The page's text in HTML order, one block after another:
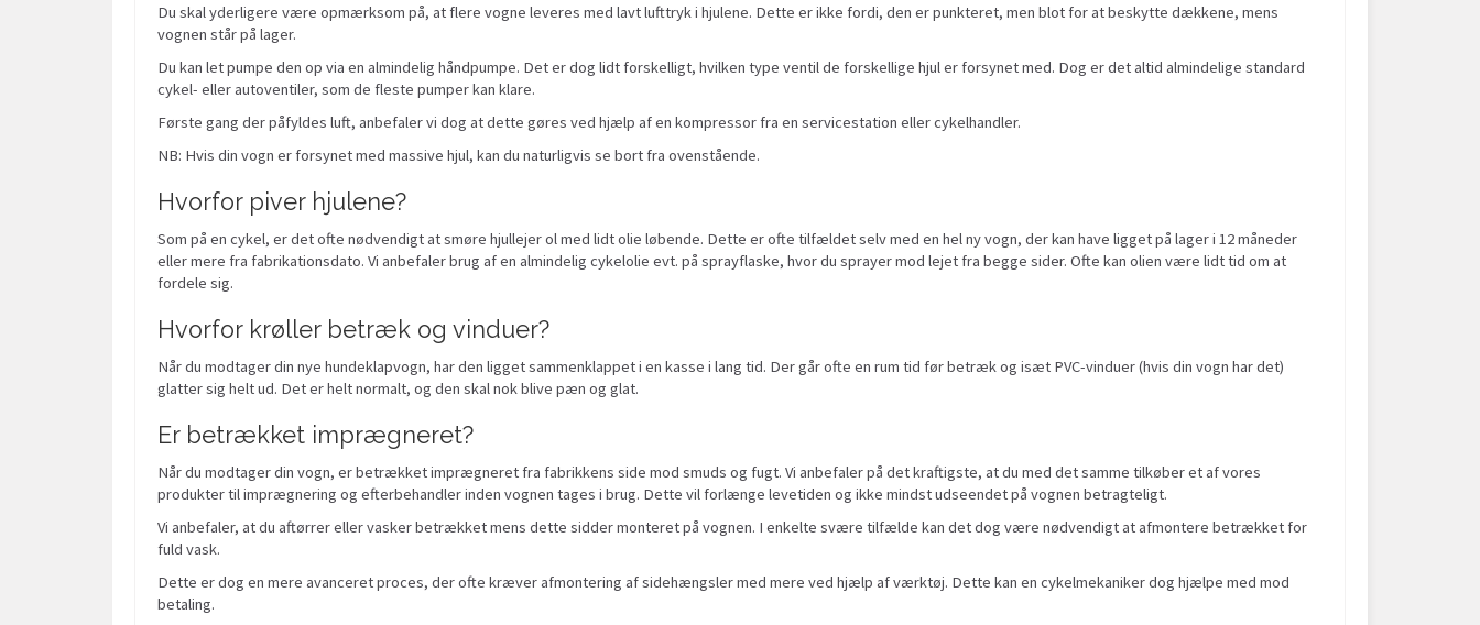
Du skal yderligere være opmærksom på, at flere vogne leveres med lavt lufttryk i hjulene. Dette er ikke fordi, den er punkteret, men blot for at beskytte dækkene, mens
vognen står på lager.
Du kan let pumpe den op via en almindelig håndpumpe. Det er dog lidt forskelligt, hvilken type ventil de forskellige hjul er forsynet med. Dog er det altid almindelige standard
cykel- eller autoventiler, som de fleste pumper kan klare.
Første gang der påfyldes luft, anbefaler vi dog at dette gøres ved hjælp af en kompressor fra en servicestation eller cykelhandler.
NB: Hvis din vogn er forsynet med massive hjul, kan du naturligvis se bort fra ovenstående.
Hvorfor piver hjulene?
Som på en cykel, er det ofte nødvendigt at smøre hjullejer ol med lidt olie løbende. Dette er ofte tilfældet selv med en hel ny vogn, der kan have ligget på lager i 12 måneder
eller mere fra fabrikationsdato. Vi anbefaler brug af en almindelig cykelolie evt. på sprayflaske, hvor du sprayer mod lejet fra begge sider. Ofte kan olien være lidt tid om at
fordele sig.
Hvorfor krøller betræk og vinduer?
Når du modtager din nye hundeklapvogn, har den ligget sammenklappet i en kasse i lang tid. Der går ofte en rum tid før betræk og isæt PVC-vinduer (hvis din vogn har det)
glatter sig helt ud. Det er helt normalt, og den skal nok blive pæn og glat.
Er betrækket imprægneret?
Når du modtager din vogn, er betrækket imprægneret fra fabrikkens side mod smuds og fugt. Vi anbefaler på det kraftigste, at du med det samme tilkøber et af vores
produkter til imprægnering og efterbehandler inden vognen tages i brug. Dette vil forlænge levetiden og ikke mindst udseendet på vognen betragteligt.
Vi anbefaler, at du aftørrer eller vasker betrækket mens dette sidder monteret på vognen. I enkelte svære tilfælde kan det dog være nødvendigt at afmontere betrækket for
fuld vask.
Dette er dog en mere avanceret proces, der ofte kræver afmontering af sidehængsler med mere ved hjælp af værktøj. Dette kan en cykelmekaniker dog hjælpe med mod
betaling.